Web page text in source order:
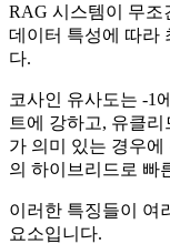
RAG 시스템이 무조
데이터 특성에 따라
다.
코사인 유사도는 -1
트에 강하고, 유클
가 의미 있는 경우에
의 하이브리드로 빠
이러한 특징들이 여
요소입니다.